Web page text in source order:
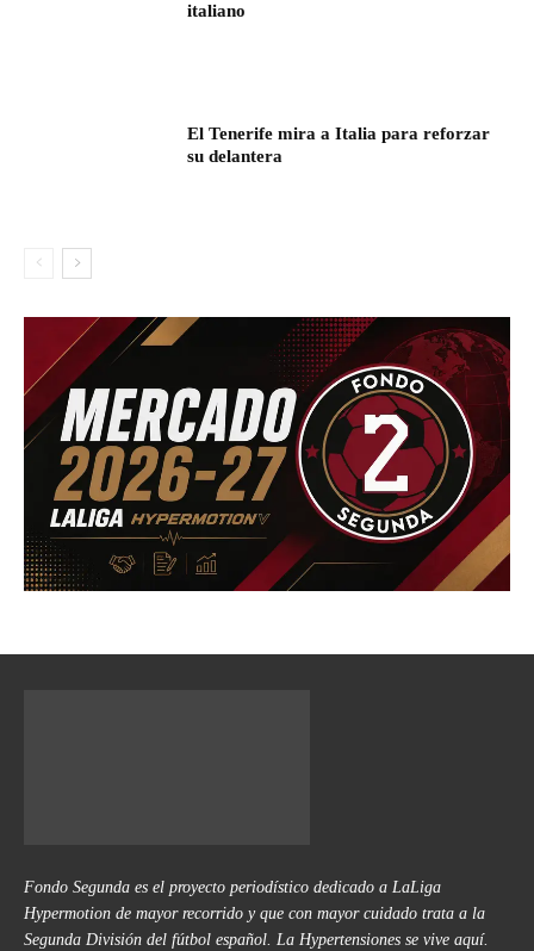
italiano
El Tenerife mira a Italia para reforzar
su delantera
Fondo Segunda es el proyecto periodístico dedicado a LaLiga
Hypermotion de mayor recorrido y que con mayor cuidado trata a la
Segunda División del fútbol español. La Hypertensiones se vive aquí.